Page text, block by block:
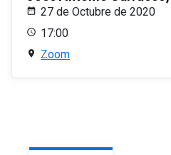
27 de Octubre de 2020
17:00
Zoom